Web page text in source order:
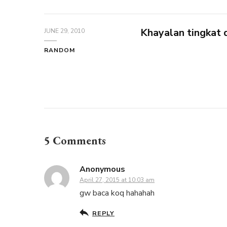
JUNE 29, 2010
RANDOM
Khayalan tingkat
5 Comments
Anonymous
April 27, 2015 at 10:03 am
gw baca koq hahahah
REPLY